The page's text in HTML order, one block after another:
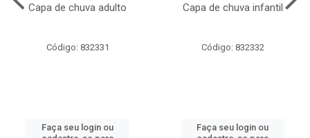
Capa de chuva adulto
Código: 832331
Faça seu login ou
Capa de chuva infantil
Código: 832332
Faça seu login ou